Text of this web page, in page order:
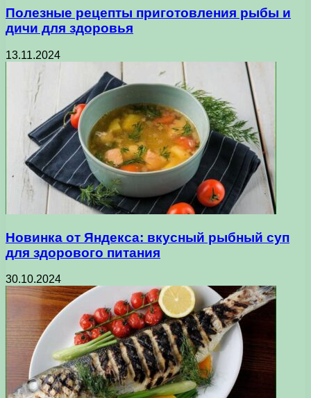
Полезные рецепты приготовления рыбы и
дичи для здоровья
13.11.2024
Новинка от Яндекса: вкусный рыбный суп
для здорового питания
30.10.2024